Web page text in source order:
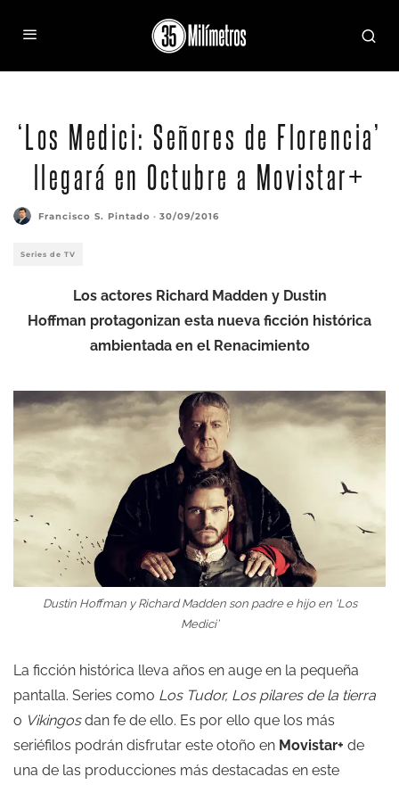
‘Los Medici: Señores de Florencia’
llegará en Octubre a Movistar+
Francisco S. Pintado · 30/09/2016
Series de TV
Los actores Richard Madden y Dustin
Hoffman protagonizan esta nueva ficción histórica
ambientada en el Renacimiento
Dustin Hoffman y Richard Madden son padre e hijo en ‘Los
Medici’
La ficción histórica lleva años en auge en la pequeña
pantalla. Series como Los Tudor, Los pilares de la tierra
o Vikingosdan fe de ello. Es por ello que los más
seriéfilos podrán disfrutar este otoño en Movistar+ de
una de las producciones más destacadas en este